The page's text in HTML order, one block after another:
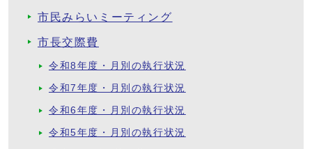
市民みらいミーティング
市長交際費
令和8年度・月別の執行状況
令和7年度・月別の執行状況
令和6年度・月別の執行状況
令和5年度・月別の執行状況